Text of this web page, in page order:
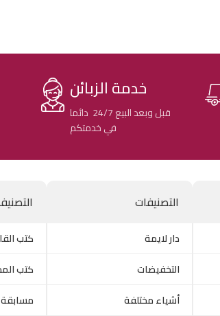
خدمة الزبائن
قبل وبعد البيع 24/7 دائما
في خدمتكم
التصنيفات
دار لايمة
التخفيضات
أشياء مختلفة
كتب
كتب